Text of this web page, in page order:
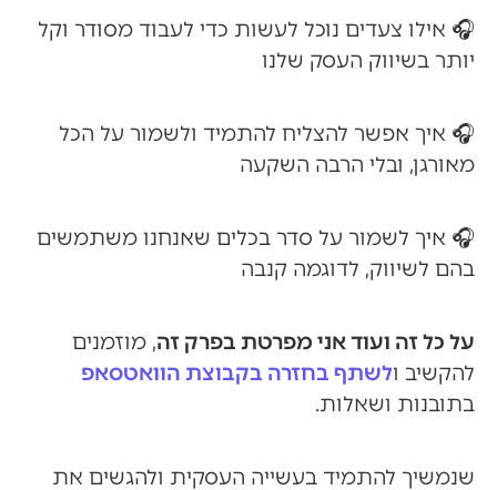
🎧 אילו צעדים נוכל לעשות כדי לעבוד מסודר וקל
יותר בשיווק העסק שלנו
🎧 איך אפשר להצליח להתמיד ולשמור על הכל
מאורגן, ובלי הרבה השקעה
🎧 איך לשמור על סדר בכלים שאנחנו משתמשים
בהם לשיווק, לדוגמה קנבה
על כל זה ועוד אני מפרטת בפרק זה, מוזמנים
להקשיב ולשתף בחזרה בקבוצת הוואטסאפ
בתובנות ושאלות.
שנמשיך להתמיד בעשייה העסקית ולהגשים את